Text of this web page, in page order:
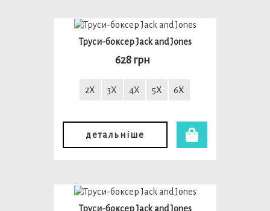
Труси-боксер Jack and Jones
628 грн
2X 3X 4X 5X 6X
детальніше
Труси-боксер Jack and Jones